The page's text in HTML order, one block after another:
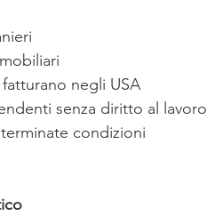
negli USA
senza diritto al lavoro
condizioni